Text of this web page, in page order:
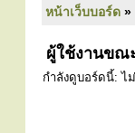
หน้าเว็บบอร์ด »
ผู้ใช้งานขณ
กำลังดูบอร์ดนี้: ไ